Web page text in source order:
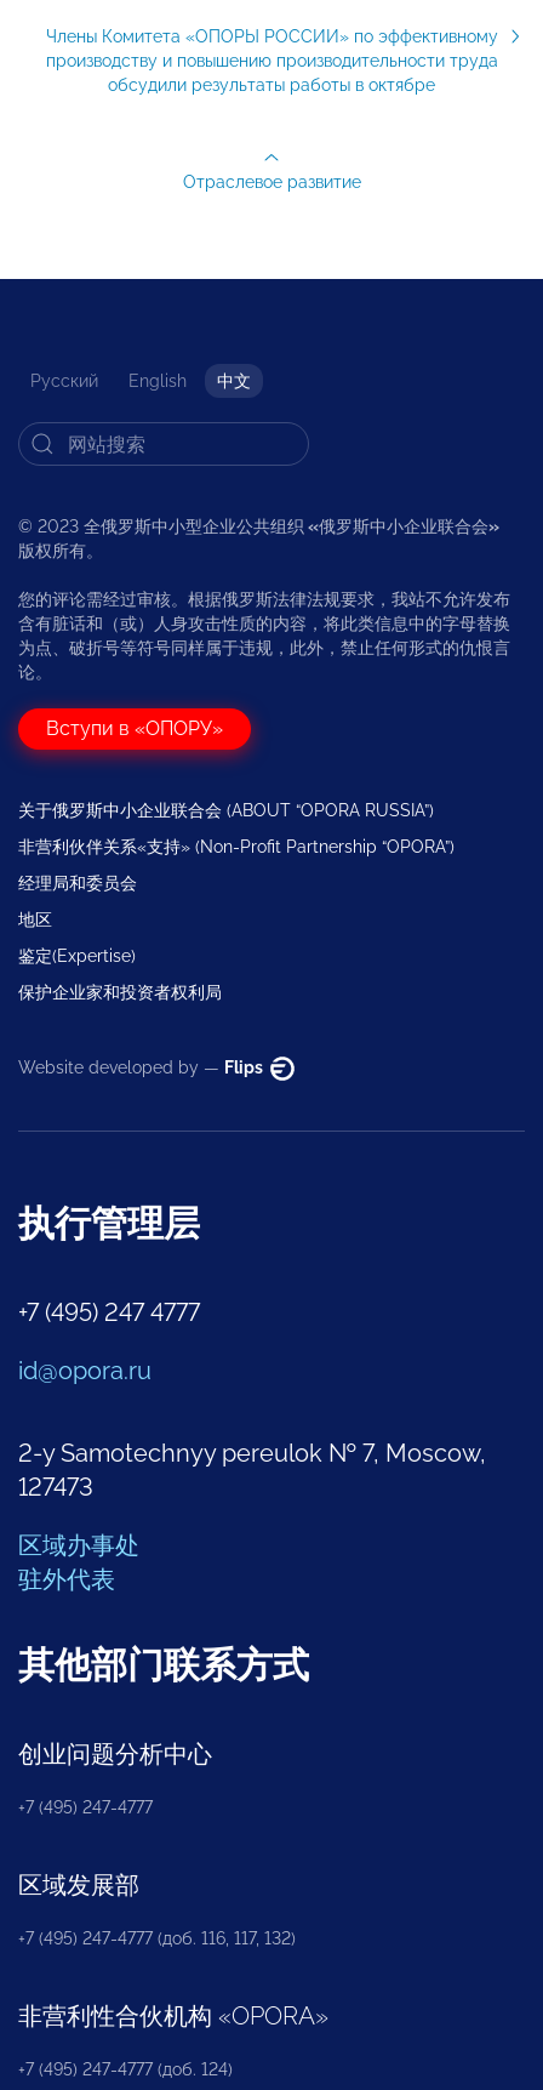
Члены Комитета «ОПОРЫ РОССИИ» по эффективному
производству и повышению производительности труда
обсудили результаты работы в октябре
Отраслевое развитие
Русский English 中文
© 2023 全俄罗斯中小型企业公共组织 «俄罗斯中小企业联合会»
版权所有。
您的评论需经过审核。根据俄罗斯法律法规要求，我站不允许发布
含有脏话和（或）人身攻击性质的内容，将此类信息中的字母替换
为点、破折号等符号同样属于违规，此外，禁止任何形式的仇恨言
论。
Вступи в «ОПОРУ»
关于俄罗斯中小企业联合会 (ABOUT “OPORA RUSSIA”)
非营利伙伴关系«支持» (Non-Profit Partnership “OPORA”)
经理局和委员会
地区
鉴定(Expertise)
保护企业家和投资者权利局
Website developed by — Flips
执行管理层
+7 (495) 247 4777
id@opora.ru
2-y Samotechnyy pereulok № 7, Moscow,
127473
区域办事处
驻外代表
其他部门联系方式
创业问题分析中心
+7 (495) 247-4777
区域发展部
+7 (495) 247-4777 (доб. 116, 117, 132)
非营利性合伙机构 «OPORA»
+7 (495) 247-4777 (доб. 124)